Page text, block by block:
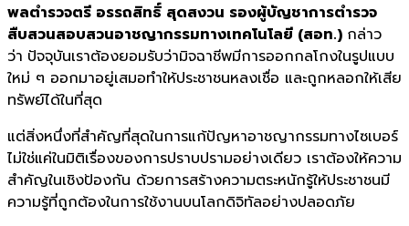
พลตำรวจตรี อรรถสิทธิ์ สุดสงวน รองผู้บัญชาการตำรวจ
สืบสวนสอบสวนอาชญากรรมทางเทคโนโลยี (สอท.) กล่าว
ว่า ปัจจุบันเราต้องยอมรับว่ามิจฉาชีพมีการออกกลโกงในรูปแบบ
ใหม่ ๆ ออกมาอยู่เสมอทำให้ประชาชนหลงเชื่อ และถูกหลอกให้เสีย
ทรัพย์ได้ในที่สุด
แต่สิ่งหนึ่งที่สำคัญที่สุดในการแก้ปัญหาอาชญากรรมทางไซเบอร์
ไม่ใช่แค่ในมิติเรื่องของการปราบปรามอย่างเดียว เราต้องให้ความ
สำคัญในเชิงป้องกัน ด้วยการสร้างความตระหนักรู้ให้ประชาชนมี
ความรู้ที่ถูกต้องในการใช้งานบนโลกดิจิทัลอย่างปลอดภัย